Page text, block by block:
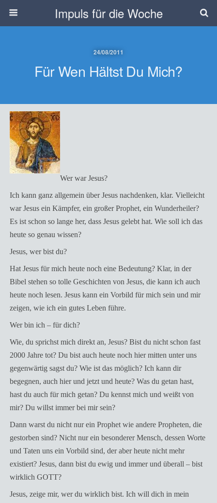
Impuls für die Woche
24/08/2011
Für Wen Hältst Du Mich?
Wer war Jesus?
Ich kann ganz allgemein über Jesus nachdenken, klar. Vielleicht
war Jesus ein Kämpfer, ein großer Prophet, ein Wunderheiler?
Es ist schon so lange her, dass Jesus gelebt hat. Wie soll ich das
heute so genau wissen?
Jesus, wer bist du?
Hat Jesus für mich heute noch eine Bedeutung? Klar, in der
Bibel stehen so tolle Geschichten von Jesus, die kann ich auch
heute noch lesen. Jesus kann ein Vorbild für mich sein und mir
zeigen, wie ich ein gutes Leben führe.
Wer bin ich – für dich?
Wie, du sprichst mich direkt an, Jesus? Bist du nicht schon fast
2000 Jahre tot? Du bist auch heute noch hier mitten unter uns
gegenwärtig sagst du? Wie ist das möglich? Ich kann dir
begegnen, auch hier und jetzt und heute? Was du getan hast,
hast du auch für mich getan? Du kennst mich und weißt von
mir? Du willst immer bei mir sein?
Dann warst du nicht nur ein Prophet wie andere Propheten, die
gestorben sind? Nicht nur ein besonderer Mensch, dessen Worte
und Taten uns ein Vorbild sind, der aber heute nicht mehr
existiert? Jesus, dann bist du ewig und immer und überall – bist
wirklich GOTT?
Jesus, zeige mir, wer du wirklich bist. Ich will dich in mein